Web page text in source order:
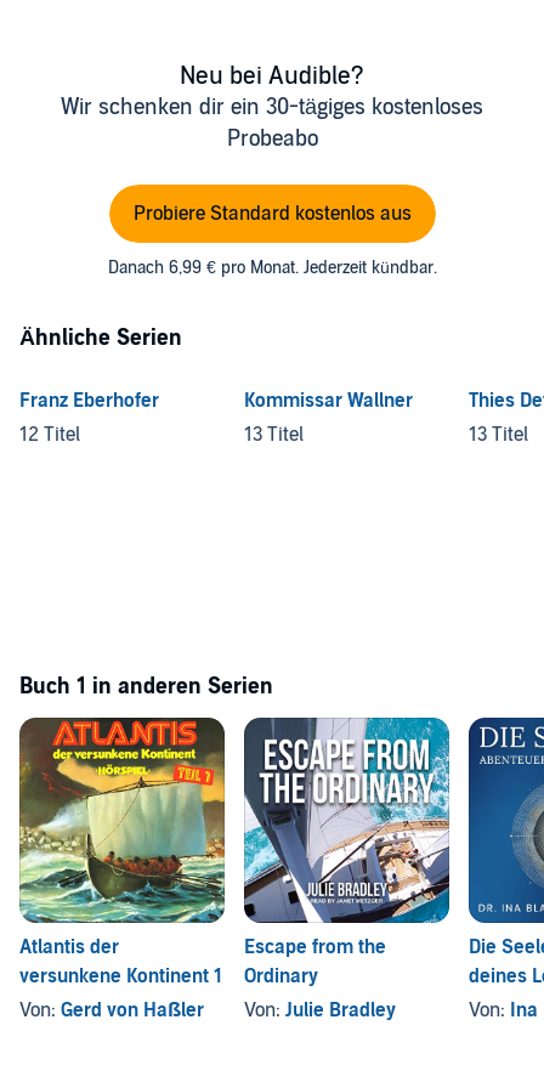
Neu bei Audible?
Wir schenken dir ein 30-tägiges kostenloses
Probeabo
Probiere Standard kostenlos aus
Danach 6,99 € pro Monat. Jederzeit kündbar.
Ähnliche Serien
Franz Eberhofer
12 Titel
Kommissar Wallner
13 Titel
Thies
13 Titel
Buch 1 in anderen Serien
Atlantis der
versunkene Kontinent 1
Von: Gerd von Haßler
Escape from the
Ordinary
Von: Julie Bradley
Die
deines
Von: Ina